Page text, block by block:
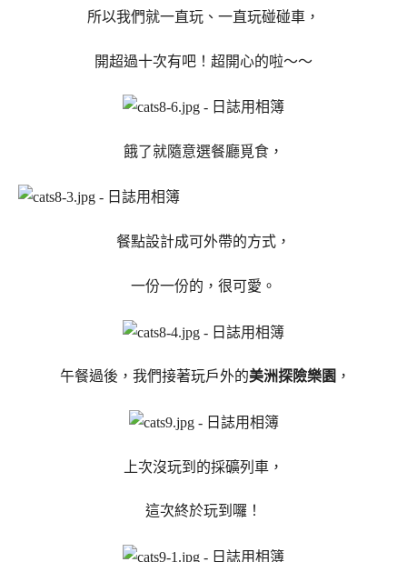
所以我們就一直玩、一直玩碰碰車，
開超過十次有吧！超開心的啦～～
餓了就隨意選餐廳覓食，
餐點設計成可外帶的方式，
一份一份的，很可愛。
午餐過後，我們接著玩戶外的美洲探險樂園 ，
上次沒玩到的採礦列車，
這次終於玩到囉！